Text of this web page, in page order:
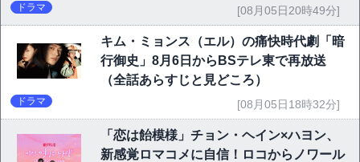
ドラマ [08月05日20時49分]
キム・ミョンス（エル）の痛快時代劇「暗
行御史」8月6日からBSテレ東で再放送
（全話あらすじと見どころ）
ドラマ [08月05日18時32分]
「恋は飴模様」チョン・ヘイン×ハヨン、
新感覚ロマコメに自信！ロコからノワール